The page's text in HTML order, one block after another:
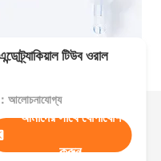
টিউব ওরাল
আলোচনাযোগ্য
আমাদের সাথে যোগাযোগ
করুন